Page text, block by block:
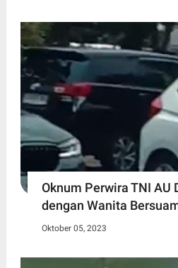
Oknum Perwira TNI AU
dengan Wanita
Oktober 05, 2023